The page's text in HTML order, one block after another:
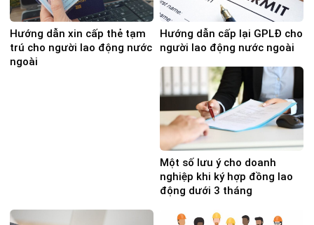
Hướng dẫn xin cấp thẻ tạm
trú cho người lao động nước
ngoài
Hướng dẫn cấp lại GPLĐ cho
người lao động nước ngoài
Một số lưu ý cho doanh
nghiệp khi ký hợp đồng lao
động dưới 3 tháng